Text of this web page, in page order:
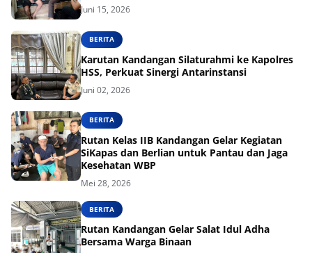
Juni 15, 2026
BERITA
Karutan Kandangan Silaturahmi ke Kapolres
HSS, Perkuat Sinergi Antarinstansi
Juni 02, 2026
BERITA
Rutan Kelas IIB Kandangan Gelar Kegiatan
SiKapas dan Berlian untuk Pantau dan Jaga
Kesehatan WBP
Mei 28, 2026
BERITA
Rutan Kandangan Gelar Salat Idul Adha
Bersama Warga Binaan